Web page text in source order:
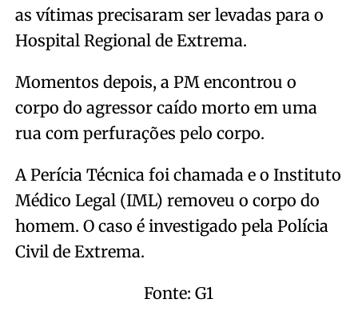
as vítimas precisaram ser levadas para o
Hospital Regional de Extrema.
Momentos depois, a PM encontrou o
corpo do agressor caído morto em uma
rua com perfurações pelo corpo.
A Perícia Técnica foi chamada e o Instituto
Médico Legal (IML) removeu o corpo do
homem. O caso é investigado pela Polícia
Civil de Extrema.
Fonte: G1